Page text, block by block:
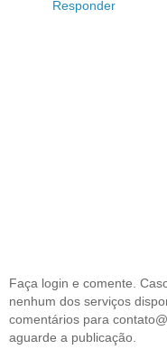
Responder
Faça login e comente.
nenhum dos serviços
comentários para
aguarde a publicação.